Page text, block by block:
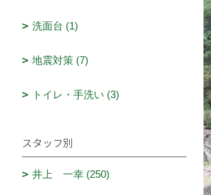
洗面台 (1)
地震対策 (7)
トイレ・手洗い (3)
スタッフ別
井上 一幸 (250)